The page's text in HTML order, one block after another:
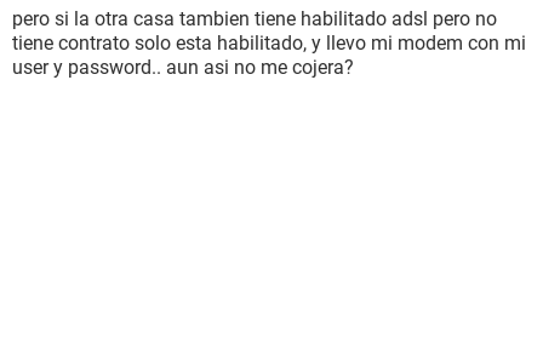
pero si la otra casa tambien tiene habilitado adsl pero no
tiene contrato solo esta habilitado, y llevo mi modem con mi
user y password.. aun asi no me cojera?